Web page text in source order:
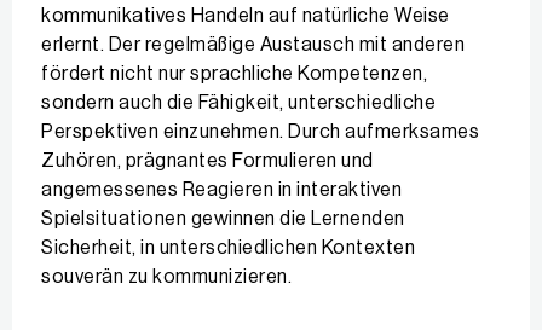
kommunikatives Handeln auf natürliche Weise
erlernt. Der regelmäßige Austausch mit anderen
fördert nicht nur sprachliche Kompetenzen,
sondern auch die Fähigkeit, unterschiedliche
Perspektiven einzunehmen. Durch aufmerksames
Zuhören, prägnantes Formulieren und
angemessenes Reagieren in interaktiven
Spielsituationen gewinnen die Lernenden
Sicherheit, in unterschiedlichen Kontexten
souverän zu kommunizieren.